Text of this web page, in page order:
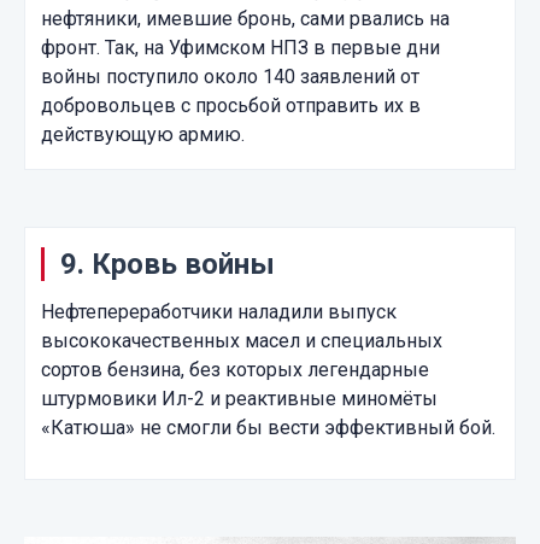
нефтяники, имевшие бронь, сами рвались на
фронт. Так, на Уфимском НПЗ в первые дни
войны поступило около 140 заявлений от
добровольцев с просьбой отправить их в
действующую армию.
9. Кровь войны
Нефтепереработчики наладили выпуск
высококачественных масел и специальных
сортов бензина, без которых легендарные
штурмовики Ил-2 и реактивные миномёты
«Катюша» не смогли бы вести эффективный бой.